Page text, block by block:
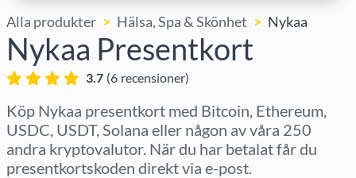
Alla produkter Hälsa, Spa & Skönhet Nykaa
Nykaa Presentkort
3.7 (6 recensioner)
Köp Nykaa presentkort med Bitcoin, Ethereum,
USDC, USDT, Solana eller någon av våra 250
andra kryptovalutor. När du har betalat får du
presentkortskoden direkt via e-post.